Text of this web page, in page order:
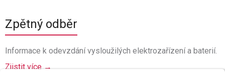
Zpětný odběr
Informace k odevzdání vysloužilých elektrozařízení a baterií.
Zjistit více →